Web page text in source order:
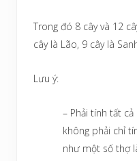
Trong đó 8 cây và 12
cây là Lão, 9 cây là
Lưu ý:
– Phải tính tất
không phải chỉ
như một số thợ